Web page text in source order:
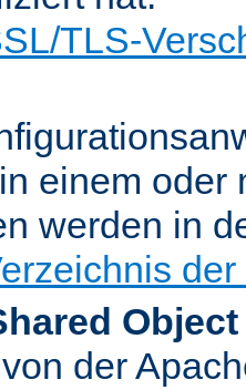
TLS-
einem oder
werden in
Object
der